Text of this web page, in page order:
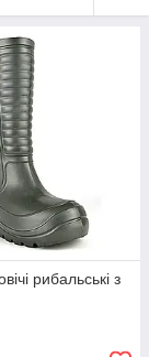
рибальські з